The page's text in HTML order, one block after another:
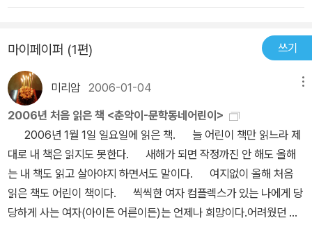
와 저리 무섭은 문둥병에 걸려서 아프고 가난해졌을꼬? 창해 즈그는
착하지도 않은데 억수로 부자가 되고......참 이상타. 착한 사람에게는
하늘에서 복을 준다꼬 선생님이 그랬는데...... (P.59~60) 이 작품
이 활기와 밝음을 유지할 수 있었던 큰 공로는 물론 춘악이에게 있다.
그는 할매 나무를 베어버린 창해 아버지를 당당히 비판하고 창해를
구하기 위해 얼음물로 뛰어들 용기를 지녔다. 반면 창해의 사고가 자
신이 챙겨주지 않은 탓이라는 순수한 양심을 지니고 있기도 하다. 전
형적인 동화는 항상 해피엔딩이다. 이 책도 여기를 벗어나지 않는다.
춘악이는 물론 마을사람들과 갈등관계에 있던 창해 아버지는 창해의
사고를 통해 개과천선을 하고 춘악이가 계속 학교를 다닐 수 있도록
는 춘악이는 영락없는 큰언니다.살림밑천이라고 부르던 맏이.그런 춘
았을 것 같다.그 사랑스런 마음을 닮아 이런 책을 써낼 수 있었던 게
아닐까.일제강점기를 배경으로 하고 있지만 읽는 데 부담이 없으면서
도산골에서 뛰어노는 한 여자 아이만을 재미있게 그리는 데 그치지
않고담담하게 그 시대가 갖는 아픔이 한곁에서 따라오는 게 보인다.
마이페이퍼 (1편) 쓰기
미리암2006-01-04
2006년 처음 읽은 책 <춘악이-문학동네어린이>
2006년 1월 1일 일요일에 읽은 책. 늘 어린이 책만 읽느라 제
대로 내 책은 읽지도 못한다. 새해가 되면 작정까진 안 해도 올해
는 내 책도 읽고 살아야지 하면서도 말이다. 여지없이 올해 처음
읽은 책도 어린이 책이다. 씩씩한 여자 컴플렉스가 있는 나에게 당
당하게 사는 여자(아이든 어른이든)는 언제나 희망이다.어려웠던 시